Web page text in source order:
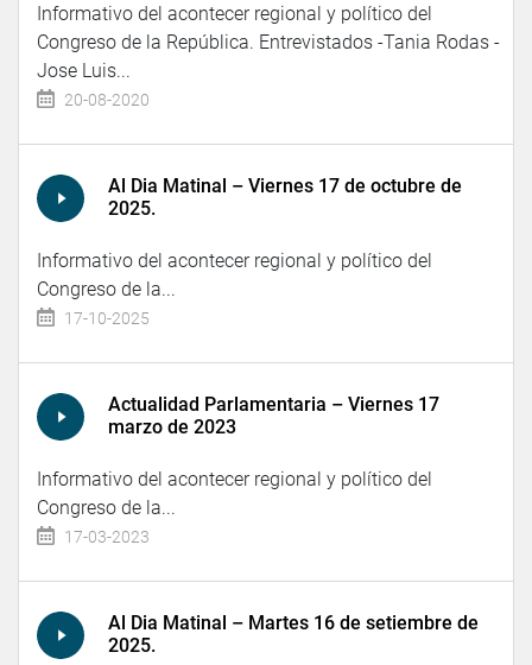
Informativo del acontecer regional y político del
Congreso de la República. Entrevistados -Tania Rodas -
Jose Luis...
20-08-2020
Al Dia Matinal – Viernes 17 de octubre de
2025.
Informativo del acontecer regional y político del
Congreso de la...
17-10-2025
Actualidad Parlamentaria – Viernes 17
marzo de 2023
Informativo del acontecer regional y político del
Congreso de la...
17-03-2023
Al Dia Matinal – Martes 16 de setiembre de
2025.